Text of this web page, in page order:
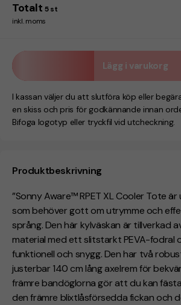
Produktbeskrivning
”Sonny Aware™ RPET XL Cooler Tote
som behöver gott om utrymme och
språng. Den här kylväskan är tillverkad
material med ett slitstarkt PEVA-fodral
funktionell och snygg. Den har två
justerbar 140 cm lång axelrem för
främre bandöglorna gör att du kan
den främre blixtlåsförsedda fickan och
Totalt 5 st
inkl. moms
Lägg i varukorg
I kassan väljer du att slutföra köp eller
en skiss och pris för godkännande innan
Bifoga logotyp eller tryckfil vid utcheckning.